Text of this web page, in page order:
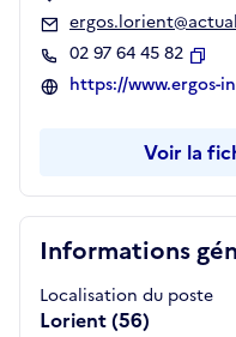
Informations
Localisation du poste
Lorient (56)
02 97 64 45 82
https://www.ergos-
Voir la